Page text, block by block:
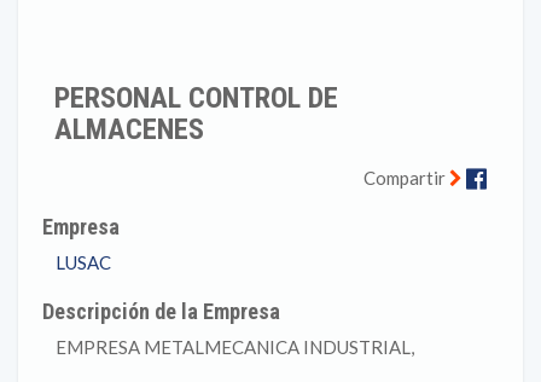
PERSONAL CONTROL DE
ALMACENES
Compartir
Empresa
LUSAC
Descripción de la Empresa
EMPRESA METALMECANICA INDUSTRIAL,